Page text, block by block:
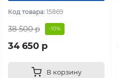
Код товара: 15869
38 500 р -10%
34 650 р
В корзину